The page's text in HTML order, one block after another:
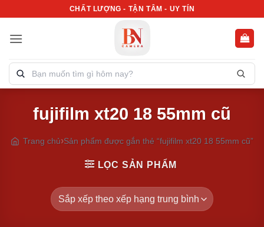
nội
CHẤT LƯỢNG - TẬN TÂM - UY TÍN
Tìm
kiếm
phẩm:
fujifilm xt20 18 55mm cũ
Trang chủ Sản phẩm được gắn thẻ “fujifilm xt20 18 55mm cũ”
LỌC SẢN PHẨM